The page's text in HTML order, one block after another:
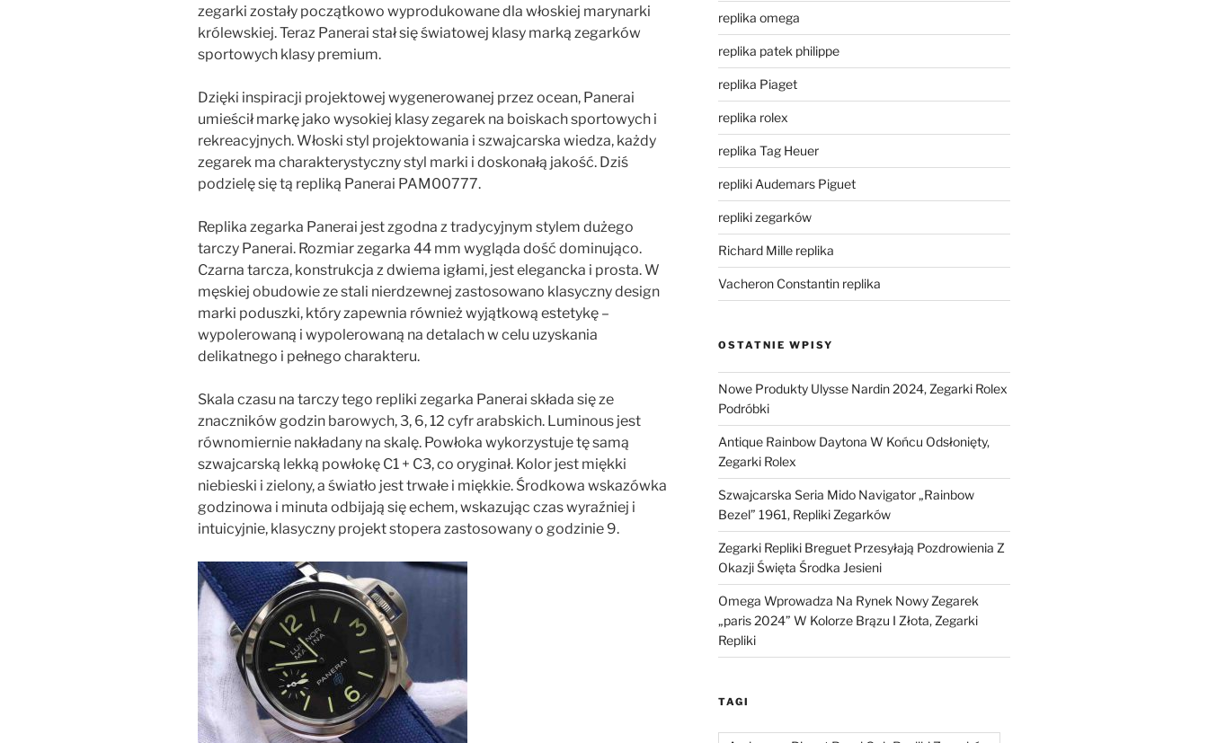
zegarki zostały początkowo wyprodukowane dla włoskiej marynarki
królewskiej. Teraz Panerai stał się światowej klasy marką zegarków
sportowych klasy premium.
Dzięki inspiracji projektowej wygenerowanej przez ocean, Panerai
umieścił markę jako wysokiej klasy zegarek na boiskach sportowych i
rekreacyjnych. Włoski styl projektowania i szwajcarska wiedza, każdy
zegarek ma charakterystyczny styl marki i doskonałą jakość. Dziś
podzielę się tą repliką Panerai PAM00777.
Replika zegarka Panerai jest zgodna z tradycyjnym stylem dużego
tarczy Panerai. Rozmiar zegarka 44 mm wygląda dość dominująco.
Czarna tarcza, konstrukcja z dwiema igłami, jest elegancka i prosta. W
męskiej obudowie ze stali nierdzewnej zastosowano klasyczny design
marki poduszki, który zapewnia również wyjątkową estetykę –
wypolerowaną i wypolerowaną na detalach w celu uzyskania
delikatnego i pełnego charakteru.
Skala czasu na tarczy tego repliki zegarka Panerai składa się ze
znaczników godzin barowych, 3, 6, 12 cyfr arabskich. Luminous jest
równomiernie nakładany na skalę. Powłoka wykorzystuje tę samą
szwajcarską lekką powłokę C1 + C3, co oryginał. Kolor jest miękki
niebieski i zielony, a światło jest trwałe i miękkie. Środkowa wskazówka
godzinowa i minuta odbijają się echem, wskazując czas wyraźniej i
intuicyjnie, klasyczny projekt stopera zastosowany o godzinie 9.
replika omega
replika patek philippe
replika Piaget
replika rolex
replika Tag Heuer
repliki Audemars Piguet
repliki zegarków
Richard Mille replika
Vacheron Constantin replika
OSTATNIE WPISY
Nowe Produkty Ulysse Nardin 2024, Zegarki Rolex
Podróbki
Antique Rainbow Daytona W Końcu Odsłonięty,
Zegarki Rolex
Szwajcarska Seria Mido Navigator „Rainbow
Bezel” 1961, Repliki Zegarków
Zegarki Repliki Breguet Przesyłają Pozdrowienia Z
Okazji Święta Środka Jesieni
Omega Wprowadza Na Rynek Nowy Zegarek
„paris 2024” W Kolorze Brązu I Złota, Zegarki
Repliki
TAGI